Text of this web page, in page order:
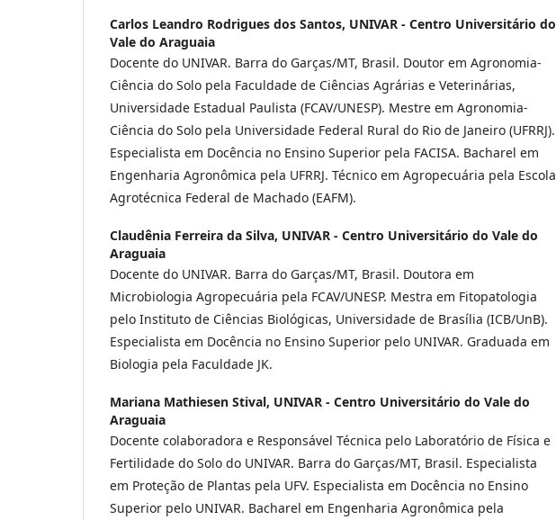
Carlos Leandro Rodrigues dos Santos, UNIVAR - Centro Universitário do
Vale do Araguaia
Docente do UNIVAR. Barra do Garças/MT, Brasil. Doutor em Agronomia-
Ciência do Solo pela Faculdade de Ciências Agrárias e Veterinárias,
Universidade Estadual Paulista (FCAV/UNESP). Mestre em Agronomia-
Ciência do Solo pela Universidade Federal Rural do Rio de Janeiro (UFRRJ).
Especialista em Docência no Ensino Superior pela FACISA. Bacharel em
Engenharia Agronômica pela UFRRJ. Técnico em Agropecuária pela Escola
Agrotécnica Federal de Machado (EAFM).
Claudênia Ferreira da Silva, UNIVAR - Centro Universitário do Vale do
Araguaia
Docente do UNIVAR. Barra do Garças/MT, Brasil. Doutora em
Microbiologia Agropecuária pela FCAV/UNESP. Mestra em Fitopatologia
pelo Instituto de Ciências Biológicas, Universidade de Brasília (ICB/UnB).
Especialista em Docência no Ensino Superior pelo UNIVAR. Graduada em
Biologia pela Faculdade JK.
Mariana Mathiesen Stival, UNIVAR - Centro Universitário do Vale do
Araguaia
Docente colaboradora e Responsável Técnica pelo Laboratório de Física e
Fertilidade do Solo do UNIVAR. Barra do Garças/MT, Brasil. Especialista
em Proteção de Plantas pela UFV. Especialista em Docência no Ensino
Superior pelo UNIVAR. Bacharel em Engenharia Agronômica pela